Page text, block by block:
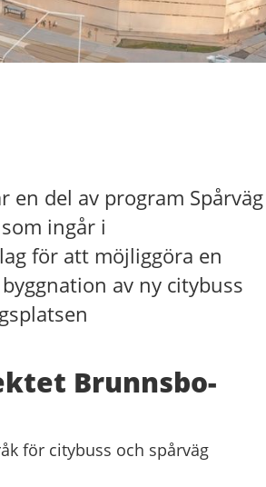
en del av program Spårväg
ingår i
för att möjliggöra en
av ny citybuss
Brunnsbo-
för citybuss och spårväg